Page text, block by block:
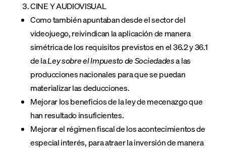
CINE Y AUDIOVISUAL
Como también apuntaban desde el sector del
videojuego, reivindican la aplicación de manera
simétrica de los requisitos previstos en el 36.2 y 36.1
de laLey sobre el Impuesto de Sociedadesa las
producciones nacionales para que se puedan
materializar las deducciones.
Mejorar los beneficios de la ley de mecenazgo que
han resultado insuficientes.
Mejorar el régimen fiscal de los acontecimientos de
especial interés, para atraer la inversión de manera